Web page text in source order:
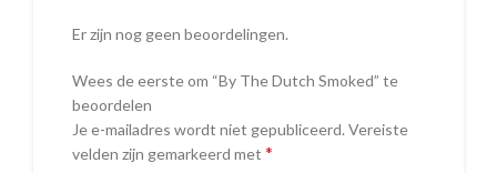
Er zijn nog geen beoordelingen.
Wees de eerste om “By The Dutch Smoked” te
beoordelen
Je e-mailadres wordt niet gepubliceerd.Vereiste
velden zijn gemarkeerd met *